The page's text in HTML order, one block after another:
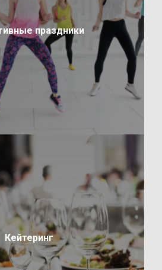
праздники
Кейтеринг